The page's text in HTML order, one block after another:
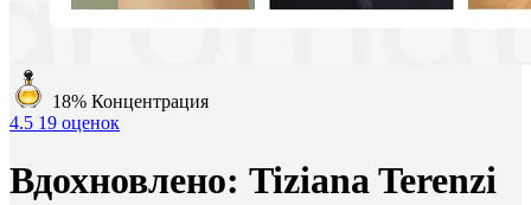
18% Концентрация
4.5 19 оценок
Вдохновлено: Tiziana Terenzi